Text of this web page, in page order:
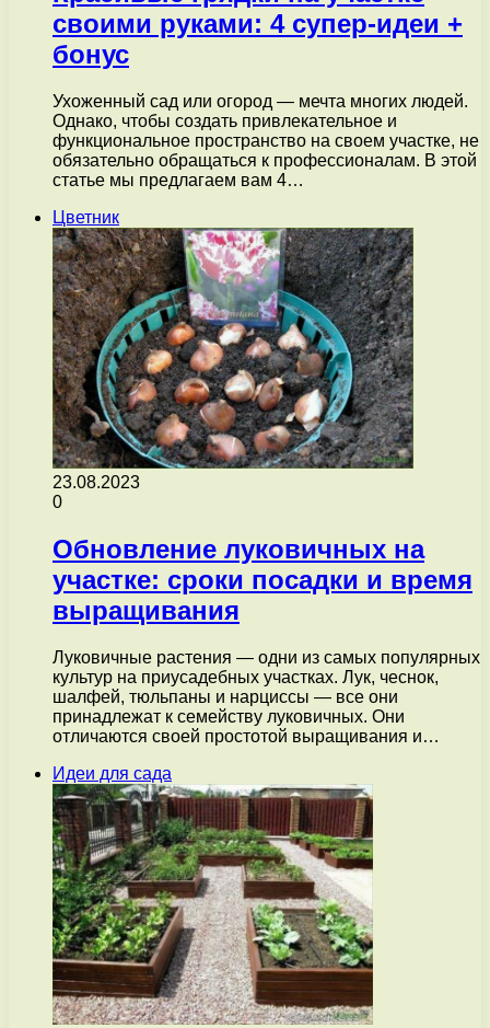
своими руками: 4 супер-идеи +
бонус
Ухоженный сад или огород — мечта многих людей.
Однако, чтобы создать привлекательное и
функциональное пространство на своем участке, не
обязательно обращаться к профессионалам. В этой
статье мы предлагаем вам 4…
Цветник
23.08.2023
0
Обновление луковичных на
участке: сроки посадки и время
выращивания
Луковичные растения — одни из самых популярных
культур на приусадебных участках. Лук, чеснок,
шалфей, тюльпаны и нарциссы — все они
принадлежат к семейству луковичных. Они
отличаются своей простотой выращивания и…
Идеи для сада